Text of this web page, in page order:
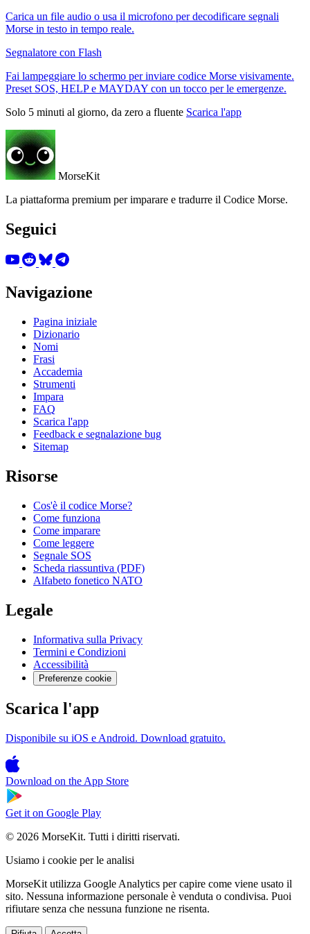
Carica un file audio o usa il microfono per decodificare segnali
Morse in testo in tempo reale.
Segnalatore con Flash
Fai lampeggiare lo schermo per inviare codice Morse visivamente.
Preset SOS, HELP e MAYDAY con un tocco per le emergenze.
Solo 5 minuti al giorno, da zero a fluente Scarica l'app
MorseKit
La piattaforma premium per imparare e tradurre il Codice Morse.
Seguici
Navigazione
Pagina iniziale
Dizionario
Nomi
Frasi
Accademia
Strumenti
Impara
FAQ
Scarica l'app
Feedback e segnalazione bug
Sitemap
Risorse
Cos'è il codice Morse?
Come funziona
Come imparare
Come leggere
Segnale SOS
Scheda riassuntiva (PDF)
Alfabeto fonetico NATO
Legale
Informativa sulla Privacy
Termini e Condizioni
Accessibilità
Preferenze cookie
Scarica l'app
Disponibile su iOS e Android. Download gratuito.
Download on the App Store
Get it on Google Play
© 2026 MorseKit. Tutti i diritti riservati.
Usiamo i cookie per le analisi
MorseKit utilizza Google Analytics per capire come viene usato il
sito. Nessuna informazione personale è venduta o condivisa. Puoi
rifiutare senza che nessuna funzione ne risenta.